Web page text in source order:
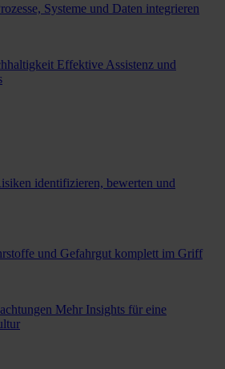
Systeme und Daten integrieren
Effektive Assistenz und
identifizieren, bewerten und
und Gefahrgut komplett im Griff
Mehr Insights für eine